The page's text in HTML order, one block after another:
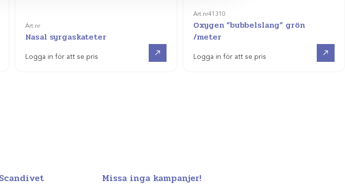
Art.nr
Nasal syrgaskateter
Logga in för att se pris
Art.nr41310
Oxygen ”bubbelslang” grön
/meter
Logga in för att se pris
Missa inga kampanjer!